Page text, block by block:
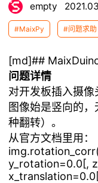
empty
#MaixPy #问题求助
[md]##
问题详情
对开发板插入摄
图像始是竖向的
种翻转）。
从官方文档里用：
y_rotation=0.0[,